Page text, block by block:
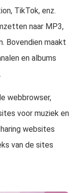
TikTok, enz.
naar MP3,
Bovendien maakt
en albums
webbrowser,
voor muziek en
websites
van de sites